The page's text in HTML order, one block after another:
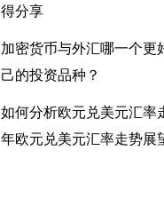
得分享
加密货币与外汇哪一个更
己的投资品种？
如何分析欧元兑美元汇率
年欧元兑美元汇率走势展